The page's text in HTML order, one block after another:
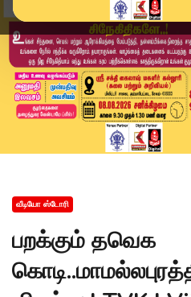
வீடியோ ஸ்டோரி
பறக்கும் தவெக